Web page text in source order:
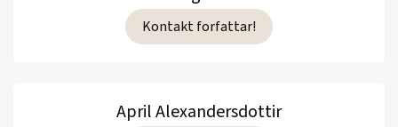
Kontakt forfattar!
April Alexandersdottir